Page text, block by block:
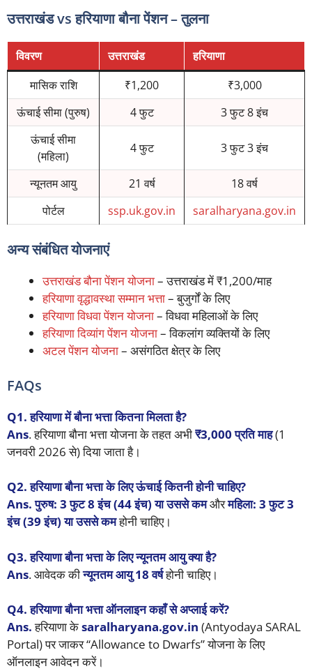
उत्तराखंड vs हरियाणा बौना पेंशन – तुलना
विवरण उत्तराखंड
हरियाणा
मासिक राशि
₹1,200
₹3,000
ऊंचाई सीमा (पुरुष)
4 फुट
3 फुट 8 इंच
ऊंचाई सीमा
(महिला)
4 फुट 3 फुट 3 इंच
न्यूनतम आयु 21 वर्ष
18 वर्ष
पोर्टल
ssp.uk.gov.in saralharyana.gov.in
अन्य संबंधित योजनाएं
उत्तराखंड बौना पेंशन योजना– उत्तराखंड में ₹1,200/माह
हरियाणा वृद्धावस्था सम्मान भत्ता– बुजुर्गों के लिए
हरियाणा विधवा पेंशन योजना– विधवा महिलाओं के लिए
हरियाणा दिव्यांग पेंशन योजना– विकलांग व्यक्तियों के लिए
अटल पेंशन योजना– असंगठित क्षेत्र के लिए
FAQs
Q1. हरियाणा में बौना भत्ता कितना मिलता है?
Ans. हरियाणा बौना भत्ता योजना के तहत अभी₹3,000 प्रति माह(1
जनवरी 2026 से) दिया जाता है।
Q2. हरियाणा बौना भत्ता के लिए ऊंचाई कितनी होनी चाहिए?
Ans. पुरुष: 3 फुट 8 इंच (44 इंच) या उससे कमऔरमहिला: 3 फुट 3
इंच (39 इंच) या उससे कमहोनी चाहिए।
Q3. हरियाणा बौना भत्ता के लिए न्यूनतम आयु क्या है?
Ans. आवेदक कीन्यूनतम आयु 18 वर्षहोनी चाहिए।
Q4. हरियाणा बौना भत्ता ऑनलाइन कहाँ से अप्लाई करें?
Ans.हरियाणा केsaralharyana.gov.in (Antyodaya SARAL
Portal) पर जाकर “Allowance to Dwarfs” योजना के लिए
ऑनलाइन आवेदन करें।